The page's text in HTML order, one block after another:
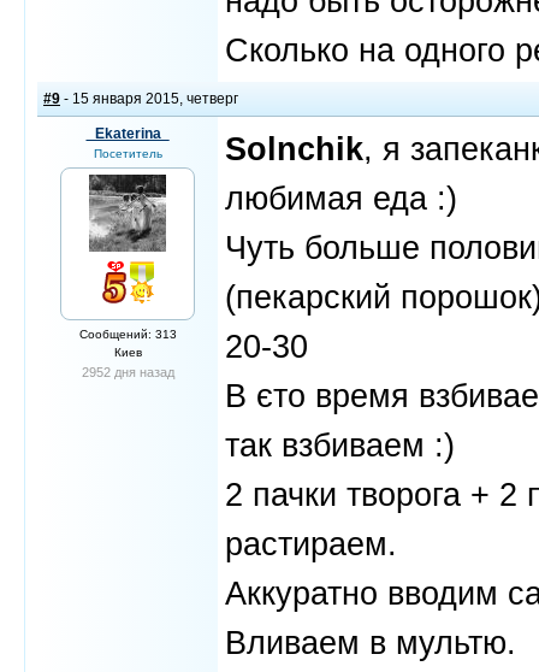
Сколько на одного
#9 - 15 января 2015, четверг
_Ekaterina_
Посетитель
Сообщений: 313
Киев
2952 дня назад
Solnchik, я
любимая еда :)
Чуть больше
(пекарский
20-30
В єто время
так взбиваем :)
2 пачки творога +
растираем.
Аккуратно вводим
Вливаем в мультю.